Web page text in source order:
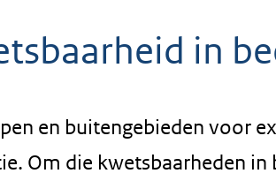
in
en buitengebieden voor
Om die kwetsbaarheden